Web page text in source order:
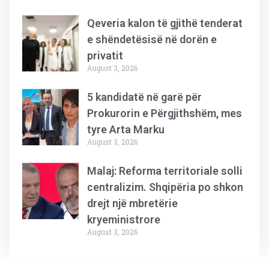
Qeveria kalon të gjithë tenderat
e shëndetësisë në dorën e
privatit
August 3, 2026
5 kandidatë në garë për
Prokurorin e Përgjithshëm, mes
tyre Arta Marku
August 3, 2026
Malaj: Reforma territoriale solli
centralizim. Shqipëria po shkon
drejt një mbretërie
kryeministrore
August 3, 2026